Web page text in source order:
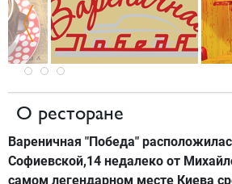
О ресторане
Вареничная "Победа"
Софиевской,14 недалеко от
самом легендарном месте Киева